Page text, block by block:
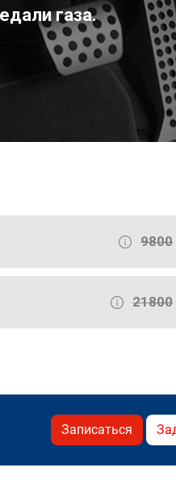
газа.
9800
21800
Записаться